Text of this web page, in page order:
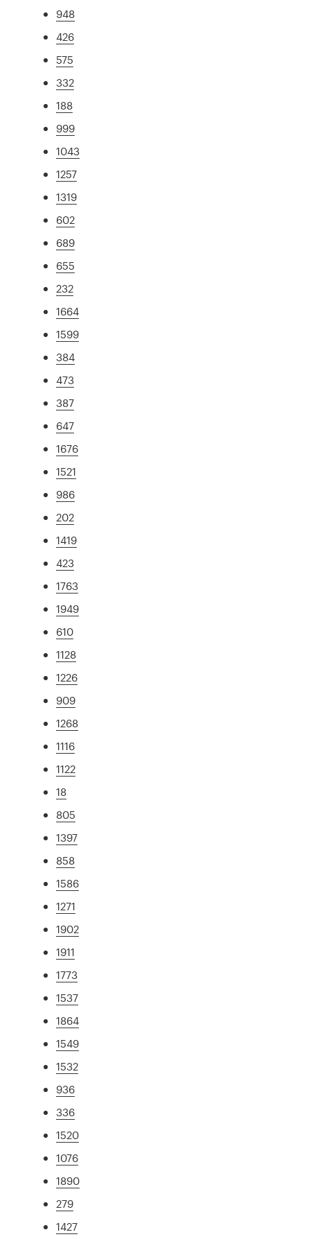
948
426
575
332
188
999
1043
1257
1319
602
689
655
232
1664
1599
384
473
387
647
1676
1521
986
202
1419
423
1763
1949
610
1128
1226
909
1268
1116
1122
18
805
1397
858
1586
1271
1902
1911
1773
1537
1864
1549
1532
936
336
1520
1076
1890
279
1427